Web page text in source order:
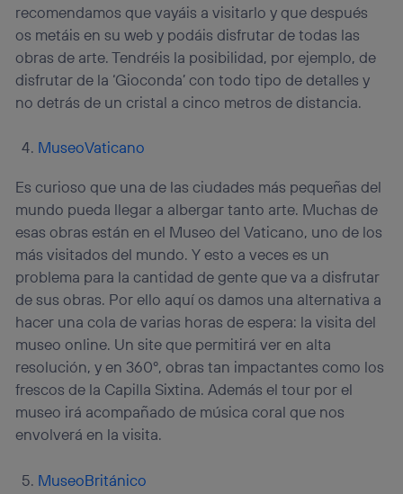
recomendamos que vayáis a visitarlo y que después
os metáis en su web y podáis disfrutar de todas las
obras de arte. Tendréis la posibilidad, por ejemplo, de
disfrutar de la ‘Gioconda’ con todo tipo de detalles y
no detrás de un cristal a cinco metros de distancia.
MuseoVaticano
Es curioso que una de las ciudades más pequeñas del
mundo pueda llegar a albergar tanto arte. Muchas de
esas obras están en el Museo del Vaticano, uno de los
más visitados del mundo. Y esto a veces es un
problema para la cantidad de gente que va a disfrutar
de sus obras. Por ello aquí os damos una alternativa a
hacer una cola de varias horas de espera: la visita del
museo online. Un site que permitirá ver en alta
resolución, y en 360º, obras tan impactantes como los
frescos de la Capilla Sixtina. Además el tour por el
museo irá acompañado de música coral que nos
envolverá en la visita.
MuseoBritánico